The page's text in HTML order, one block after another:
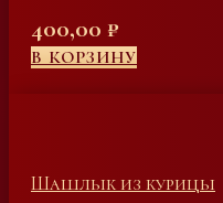
400,00 ₽
В КОРЗИНУ
Шашлык из курицы